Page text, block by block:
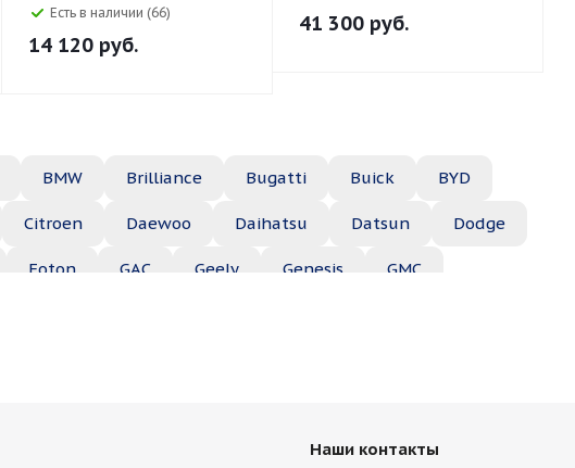
Есть в наличии (66)
14 120 руб.
41 300 руб.
BMW Brilliance Bugatti Buick BYD
Citroen Daewoo Daihatsu Datsun Dodge
Foton GAC Geely Genesis GMC
Renault Rolls-Royce
Наши контакты